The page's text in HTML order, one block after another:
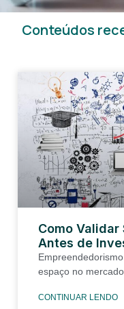
Conteúdos
Como
Antes de
espaço no mercado.
CONTINUAR LENDO